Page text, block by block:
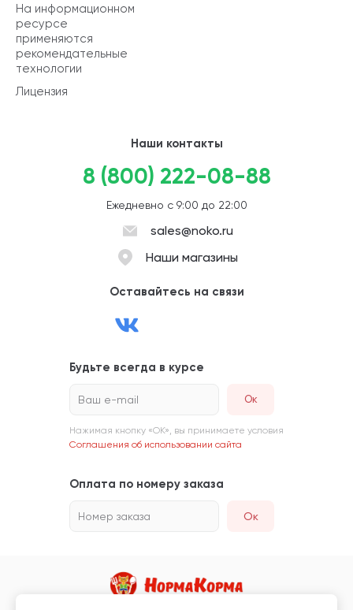
На информационном
ресурсе
применяются
рекомендательные
технологии
Лицензия
Наши контакты
8 (800) 222-08-88
Ежедневно с 9:00 до 22:00
sales@noko.ru
Наши магазины
Оставайтесь на связи
Будьте всегда в курсе
Ваш e-mail
Нажимая кнопку «ОК», вы принимаете условия
Соглашения об использовании сайта
Оплата по номеру заказа
Номер заказа Ок